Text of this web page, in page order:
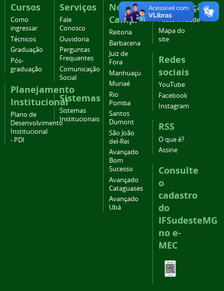
Cursos
Como
ingressar
Técnicos
Graduação
Pós-
graduação
Planejamento
Institucional
Plano de
Desenvolvimento
Institucional
- PDI
Serviços
Fale
Conosco
Ouvidoria
Perguntas
Frequentes
Comunicação
Social
Sistemas
Sistemas
Institucionais
Nossos
Campi
Reitoria
Barbacena
Juiz de
Fora
Manhuaçu
Muriaé
Rio
Pomba
Santos
Dumont
São João
del-Rei
Avançado
Bom
Sucesso
Avançado
Cataguases
Avançado
Ubá
Navegação
Acessibilidade
Mapa do
site
Redes
sociais
YouTube
Facebook
Instagram
RSS
O que é?
Assine
Consulte
o
cadastro
do
IFSudesteMG
no e-
MEC